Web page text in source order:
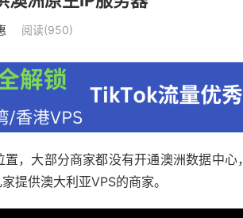
阅读(950)
，大部分商家都没有开通澳洲数据中心，
提供澳大利亚VPS的商家。